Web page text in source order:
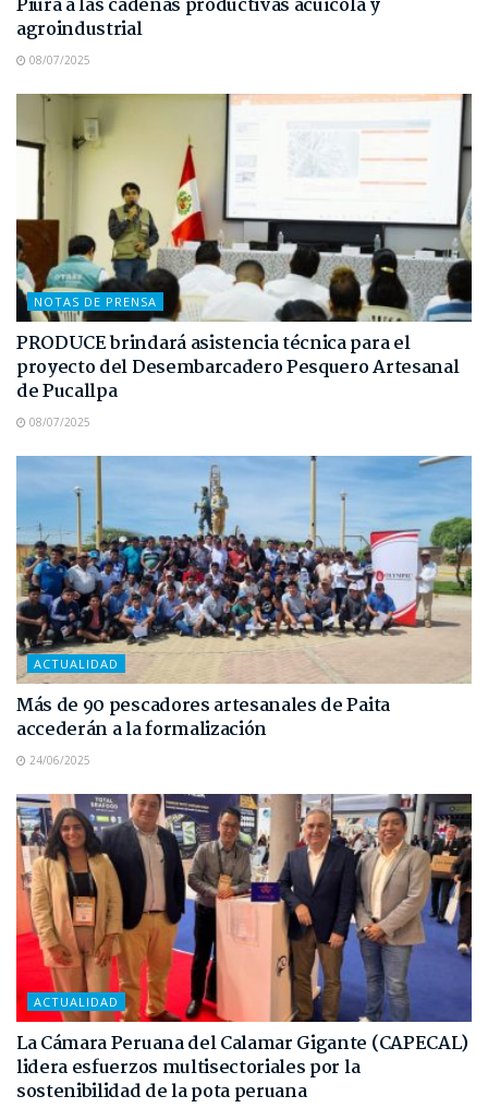
agroindustrial
08/07/2025
NOTAS DE PRENSA
PRODUCE brindará asistencia técnica para el
proyecto del Desembarcadero Pesquero Artesanal
de Pucallpa
08/07/2025
ACTUALIDAD
Más de 90 pescadores artesanales de Paita
accederán a la formalización
24/06/2025
ACTUALIDAD
La Cámara Peruana del Calamar Gigante (CAPECAL)
lidera esfuerzos multisectoriales por la
sostenibilidad de la pota peruana